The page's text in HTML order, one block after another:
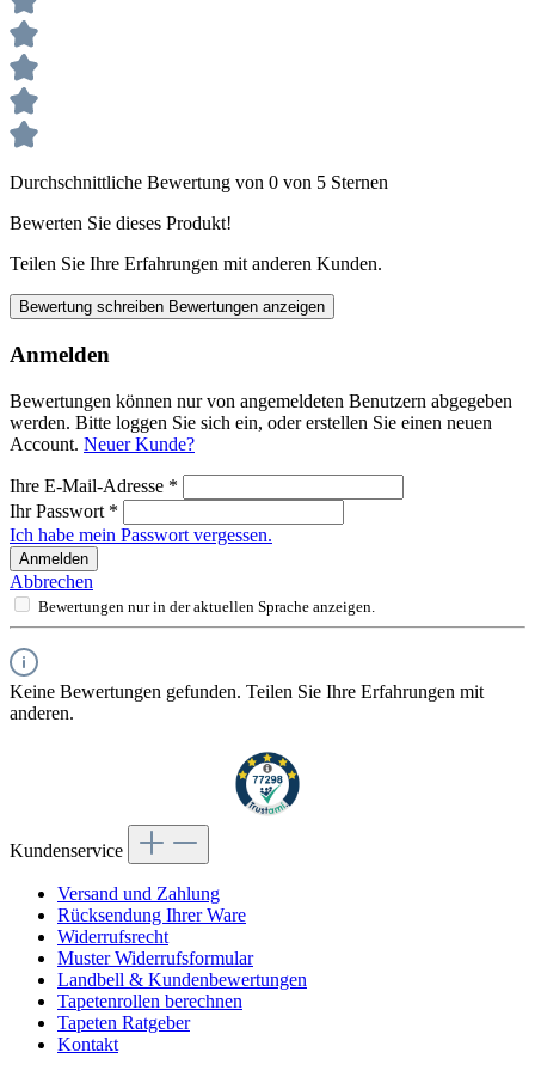
Durchschnittliche Bewertung von 0 von 5 Sternen
Bewerten Sie dieses Produkt!
Teilen Sie Ihre Erfahrungen mit anderen Kunden.
Bewertung schreiben Bewertungen anzeigen
Anmelden
Bewertungen können nur von angemeldeten Benutzern abgegeben
werden. Bitte loggen Sie sich ein, oder erstellen Sie einen neuen
Account. Neuer Kunde?
Ihre E-Mail-Adresse *
Ihr Passwort *
Ich habe mein Passwort vergessen.
Anmelden
Abbrechen
Bewertungen nur in der aktuellen Sprache anzeigen.
Keine Bewertungen gefunden. Teilen Sie Ihre Erfahrungen mit
anderen.
Kundenservice
Versand und Zahlung
Rücksendung Ihrer Ware
Widerrufsrecht
Muster Widerrufsformular
Landbell & Kundenbewertungen
Tapetenrollen berechnen
Tapeten Ratgeber
Kontakt